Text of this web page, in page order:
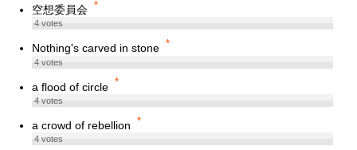
空想委員会 *
4votes
Nothing's carved in stone *
4votes
a flood of circle *
4votes
a crowd of rebellion *
4votes